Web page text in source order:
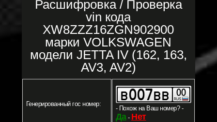
Расшифровка / Проверка
vin кода
XW8ZZZ16ZGN902900
марки VOLKSWAGEN
модели JETTA IV (162, 163,
AV3, AV2)
Генерированный гос номер:
- Похож на Ваш номер? -
Да- Нет